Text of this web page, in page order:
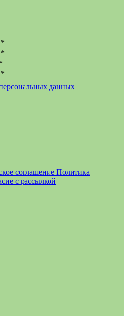
*
*
*
*
данных
соглашение Политика
с рассылкой